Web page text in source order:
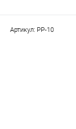
Артикул: PP-10